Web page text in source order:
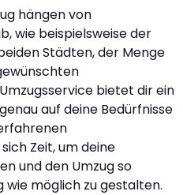
hängen von
wie beispielsweise der
Städten, der Menge
bietet dir ein
auf deine Bedürfnisse
Zeit, um deine
und den Umzug so
möglich zu gestalten.